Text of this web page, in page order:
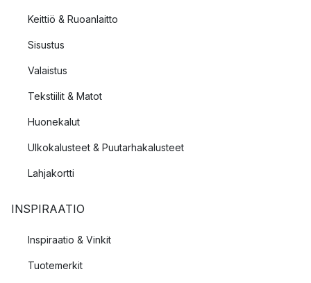
Keittiö & Ruoanlaitto
Sisustus
Valaistus
Tekstiilit & Matot
Huonekalut
Ulkokalusteet & Puutarhakalusteet
Lahjakortti
INSPIRAATIO
Inspiraatio & Vinkit
Tuotemerkit